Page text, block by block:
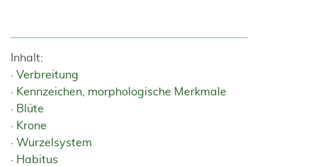
Inhalt:
Verbreitung
Kennzeichen, morphologische Merkmale
Blüte
Krone
Wurzelsystem
Habitus